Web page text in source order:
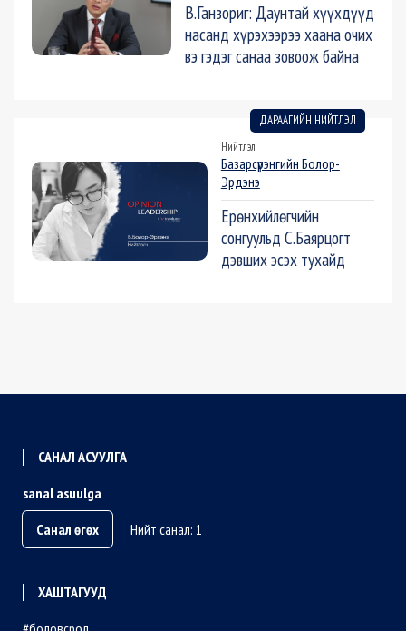
В.Ганзориг: Даунтай хүүхдүүд
насанд хүрэхээрээ хаана очих
вэ гэдэг санаа зовоож байна
ДАРААГИЙН НИЙТЛЭЛ
Нийтлэл
Базарсүрэнгийн Болор-
Эрдэнэ
Ерөнхийлөгчийн
сонгуульд С.Баярцогт
дэвших эсэх тухайд
САНАЛ АСУУЛГА
sanal asuulga
Санал өгөх
Нийт санал: 1
ХАШТАГУУД